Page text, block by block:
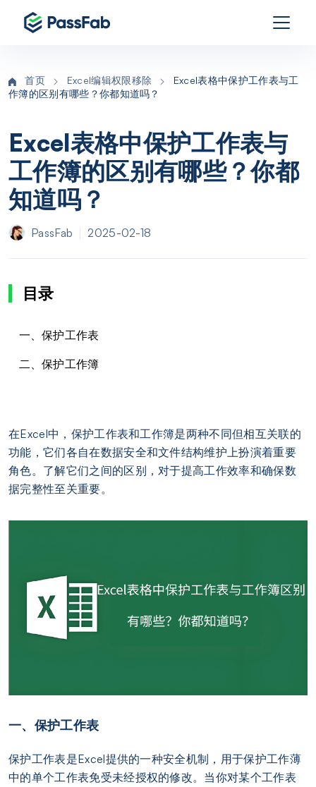
首页 Excel编辑权限移除
Excel表格中保护工作表与工
作簿的区别有哪些？你都知道吗？
Excel表格中保护工作表与
工作簿的区别有哪些？你都
知道吗？
PassFab 2025-02-18
目录
一、保护工作表
二、保护工作簿
在Excel中，保护工作表和工作簿是两种不同但相互关联的
功能，它们各自在数据安全和文件结构维护上扮演着重要
角色。了解它们之间的区别，对于提高工作效率和确保数
据完整性至关重要。
一、保护工作表
保护工作表是Excel提供的一种安全机制，用于保护工作薄
中的单个工作表免受未经授权的修改。当你对某个工作表